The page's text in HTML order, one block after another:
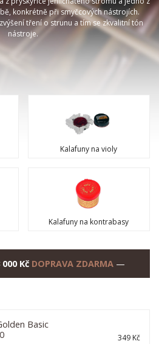
konkrétně při smyčcových nástrojích.
tření o strunu a tím se zkvalitní tón
nástroje.
Kalafuny na violy
Kalafuny na kontrabasy
000 Kč DOPRAVA ZDARMA —
Basic
349 Kč